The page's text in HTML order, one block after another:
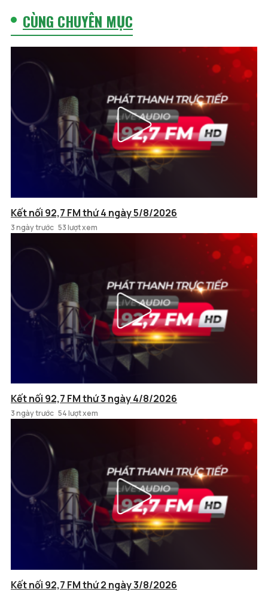
CÙNG CHUYÊN MỤC
Kết nối 92,7 FM thứ 4 ngày 5/8/2026
3 ngày trước 53 lượt xem
Kết nối 92,7 FM thứ 3 ngày 4/8/2026
3 ngày trước 54 lượt xem
Kết nối 92,7 FM thứ 2 ngày 3/8/2026